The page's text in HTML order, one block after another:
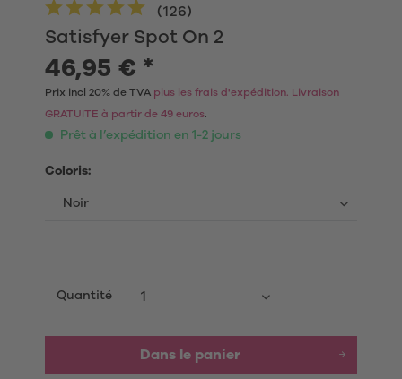
Satisfyer Spot On 2
(126)
46,95 € *
Prix incl 20% de TVA plus les frais d'expédition. Livraison
GRATUITE à partir de 49 euros.
Prêt à l’expédition en 1-2 jours
Coloris:
Quantité
Dans le panier